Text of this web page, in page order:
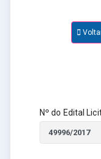
Nº do Edital